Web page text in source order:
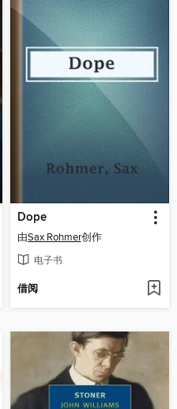
Dope
由Sax Rohmer创作
电子书
借阅